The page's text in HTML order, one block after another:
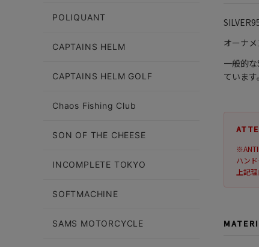
オーナ
一般的
ています。
ハン
上記
POLIQUANT
CAPTAINS HELM
CAPTAINS HELM GOLF
Chaos Fishing Club
SON OF THE CHEESE
INCOMPLETE TOKYO
SOFTMACHINE
SAMS MOTORCYCLE